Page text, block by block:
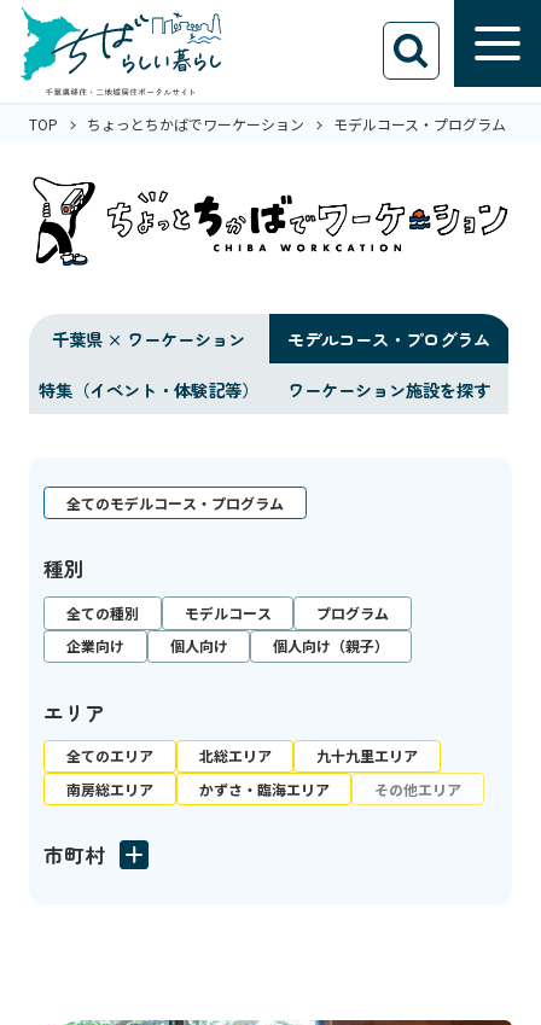
TOP ちょっとちかばでワーケーション モデルコース・プログラム
千葉県 × ワーケーション
モデルコース・プログラム
特集（イベント・体験記等）
ワーケーション施設を探す
全てのモデルコース・プログラム
種別
全ての種別 モデルコース
プログラム
企業向け
個人向け 個人向け（親子）
エリア
全てのエリア 北総エリア
九十九里エリア
南房総エリア
かずさ・臨海エリア その他エリア
市町村